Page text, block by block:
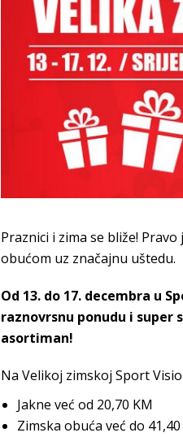
Praznici i zima se bliže!
obućom uz značajnu uštedu.
Od 13. do 17. decembra u
raznovrsnu ponudu i super
asortiman!
Na Velikoj zimskoj Sport
Jakne već od 20,70 KM
Zimska obuća već do 41,40